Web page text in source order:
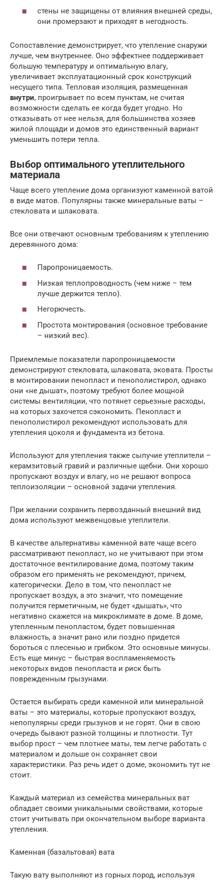
стены не защищены от влияния внешней среды,
они промерзают и приходят в негодность.
Сопоставление демонстрирует, что утепление снаружи
лучше, чем внутреннее. Оно эффектнее поддерживает
большую температуру и оптимальную влагу,
увеличивает эксплуатационный срок конструкций
несущего типа. Тепловая изоляция, размещенная
внутри, проигрывает по всем пунктам, не считая
возможности сделать ее когда будет угодно. Но
отказывать от нее нельзя, для большинства хозяев
жилой площади и домов это единственный вариант
уменьшить потери тепла.
Выбор оптимального утеплительного
материала
Чаще всего утепление дома организуют каменной ватой
в виде матов. Популярны также минеральные ваты –
стекловата и шлаковата.
Все они отвечают основным требованиям к утеплению
деревянного дома:
Паропроницаемость.
Низкая теплопроводность (чем ниже – тем
лучше держится тепло).
Негорючесть.
Простота монтирования (основное требование
– низкий вес).
Приемлемые показатели паропроницаемости
демонстрируют стекловата, шлаковата, эковата. Просты
в монтировании пенопласт и пенополистирол, однако
они «не дышат», поэтому требуют более мощной
системы вентиляции, что потянет серьезные расходы,
на которых захочется сэкономить. Пенопласт и
пенополистирол рекомендуют использовать для
утепления цоколя и фундамента из бетона.
Используют для утепления также сыпучие утеплители –
керамзитовый гравий и различные щебни. Они хорошо
пропускают воздух и влагу, но не решают вопроса
теплоизоляции – основной задачи утепления.
При желании сохранить первозданный внешний вид
дома используют межвенцовые утеплители.
В качестве альтернативы каменной вате чаще всего
рассматривают пенопласт, но не учитывают при этом
достаточное вентилирование дома, поэтому таким
образом его применять не рекомендуют, причем,
категорически. Дело в том, что пенопласт не
пропускает воздух, а это значит, что помещение
получится герметичным, не будет «дышать», что
негативно скажется на микроклимате в доме. В доме,
утепленным пенопластом, будет повышенная
влажность, а значит рано или поздно придется
бороться с плесенью и грибком. Это основные минусы.
Есть еще минус – быстрая воспламеняемость
некоторых видов пенопласта и риск быть
поврежденным грызунами.
Остается выбирать среди каменной или минеральной
ваты – это материалы, которые пропускают воздух,
непопулярны среди грызунов и не горят. Они в свою
очередь бывают разной толщины и плотности. Тут
выбор прост – чем плотнее маты, тем легче работать с
материалом и дольше он сохраняет свои
характеристики. Раз речь идет о доме, экономить тут не
стоит.
Каждый материал из семейства минеральных ват
обладает своими уникальными свойствами, которые
стоит учитывать при окончательном выборе варианта
утепления.
Каменная (базальтовая) вата
Такую вату выполняют из горных пород, используя